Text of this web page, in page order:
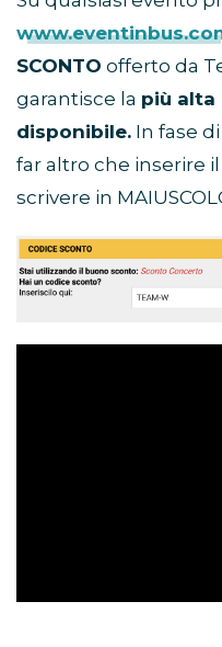
SCONTO offerto da
garantisce la più alta
disponibile. In fase
far altro che inserire
scrivere in